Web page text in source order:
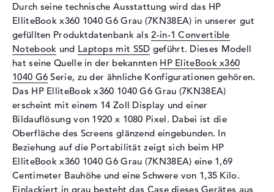
Max. Auflösung
1920 x 1080
Auflösungstyp
Full-HD
Besonderheiten
Touchscreen, glänzend, LED-
Hintergrundbeleuchtung, IPS
Panel, Corning Gorilla Glass 5
Audio
Soundkarte
Audio by Bang & Olufen
ICEpower
Mikrofon
vorhanden
Webcam
Sensorauflösung
2 MP
Durch seine technische Ausstattung wird das HP
ElliteBook x360 1040 G6 Grau (7KN38EA) in unserer gut
gefüllten Produktdatenbank als2-in-1 Convertible
Notebook und Laptops mit SSD geführt. Dieses Modell
hat seine Quelle in der bekannten HP EliteBook x360
1040 G6 Serie, zu der ähnliche Konfigurationen gehören.
Das HP ElliteBook x360 1040 G6 Grau (7KN38EA)
erscheint mit einem 14 Zoll Display und einer
Bildauflösung von 1920 x 1080 Pixel. Dabei ist die
Oberfläche des Screens glänzend eingebunden. In
Beziehung auf die Portabilität zeigt sich beim HP
ElliteBook x360 1040 G6 Grau (7KN38EA) eine 1,69
Centimeter Bauhöhe und eine Schwere von 1,35 Kilo.
Einlackiert in grau besteht das Case dieses Gerätes aus